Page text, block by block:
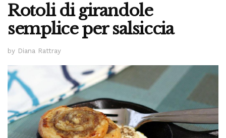
Rotoli di girandole
semplice per salsiccia
by Diana Rattray